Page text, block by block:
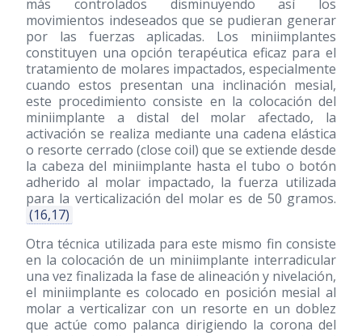
más controlados disminuyendo así los
movimientos indeseados que se pudieran generar
por las fuerzas aplicadas. Los miniimplantes
constituyen una opción terapéutica eficaz para el
tratamiento de molares impactados, especialmente
cuando estos presentan una inclinación mesial,
este procedimiento consiste en la colocación del
miniimplante a distal del molar afectado, la
activación se realiza mediante una cadena elástica
o resorte cerrado (close coil) que se extiende desde
la cabeza del miniimplante hasta el tubo o botón
adherido al molar impactado, la fuerza utilizada
para la verticalización del molar es de 50 gramos.
(16,17)
Otra técnica utilizada para este mismo fin consiste
en la colocación de un miniimplante interradicular
una vez finalizada la fase de alineación y nivelación,
el miniimplante es colocado en posición mesial al
molar a verticalizar con un resorte en un doblez
que actúe como palanca dirigiendo la corona del